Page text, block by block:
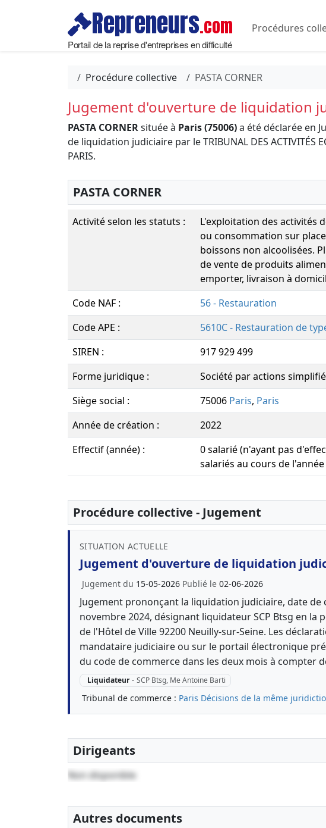
Repreneurs.com
Portail de la reprise d'entreprises en difficulté
Procédures
Procédure collective PASTA CORNER
Jugement d'ouverture de liquidation
PASTA CORNERsituée à Paris (75006)a été déclarée en
de liquidation judiciaire par le TRIBUNAL DES ACTIVITÉS
PARIS.
PASTA CORNER
Activité selon les statuts :
L'exploitation des activités
ou consommation sur
boissons non alcoolisées.
de vente de produits
emporter, livraison à
Code NAF :
56 - Restauration
Code APE :
5610C - Restauration de
SIREN :
917 929 499
Forme juridique :
Société par actions
Siège social :
75006 Paris, Paris
Année de création :
2022
Effectif (année) :
0 salarié (n'ayant pas
salariés au cours de
Procédure collective - Jugement
SITUATION ACTUELLE
Jugement d'ouverture de liquidation
Jugement du 15-05-2026 Publié le 02-06-2026
Jugement prononçant la liquidation judiciaire, date de
novembre 2024, désignant liquidateur SCP Btsg en la
de l'Hôtel de Ville 92200 Neuilly-sur-Seine. Les
mandataire judiciaire ou sur le portail électronique
du code de commerce dans les deux mois à compter
Liquidateur - SCP Btsg, Me Antoine Barti
Tribunal de commerce : Paris Décisions de la même
Dirigeants
Non disponible
Autres documents